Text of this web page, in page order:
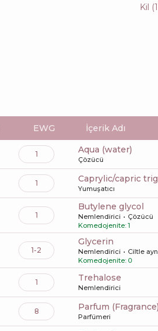
Kil (1
EWG İçerik Adı
1 aqua (water)
Çözücü
1 caprylic/capric
Yumuşatıcı
1
butylene glycol
Nemlendirici
Çözücü
Komedojenite: 1
1-2
glycerin
Nemlendirici
Ciltle
Komedojenite: 0
1 trehalose
Nemlendirici
8 Parfum (Fragrance)
Parfümeri